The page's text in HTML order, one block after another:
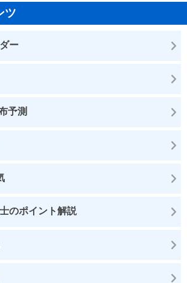
ツ
ー
予測
のポイント解説